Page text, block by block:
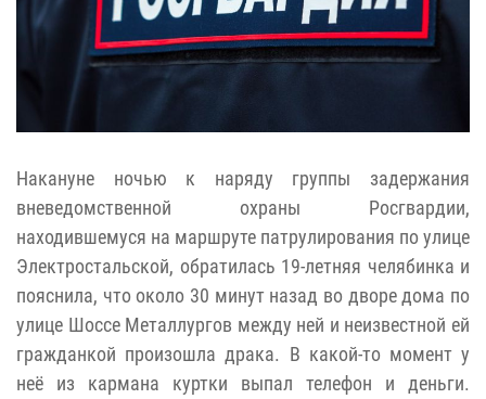
Накануне ночью к наряду группы задержания
вневедомственной охраны Росгвардии,
находившемуся на маршруте патрулирования по улице
Электростальской, обратилась 19-летняя челябинка и
пояснила, что около 30 минут назад во дворе дома по
улице Шоссе Металлургов между ней и неизвестной ей
гражданкой произошла драка. В какой-то момент у
неё из кармана куртки выпал телефон и деньги.